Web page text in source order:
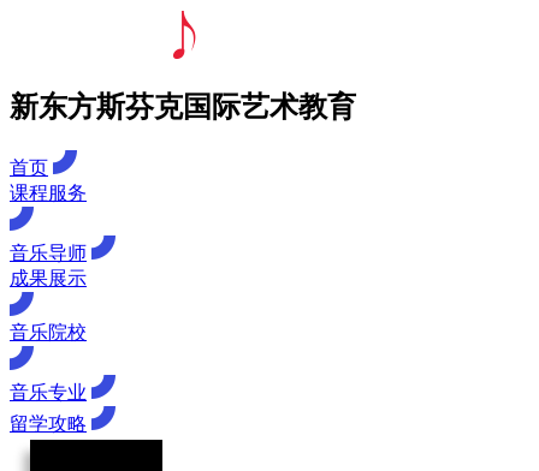
新东方斯芬克国际艺术教育
首页
课程服务
音乐导师
成果展示
音乐院校
音乐专业
留学攻略